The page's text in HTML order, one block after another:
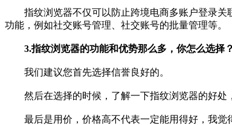
指纹浏览器不仅可以防止跨境电商多账户登录关
功能，例如社交账号管理、社交账号的批量管理等。
3.指纹浏览器的功能和优势那么多，你怎么选择？
我们建议您首先选择信誉良好的。
然后在选择的时候，了解一下指纹浏览器的好处
最后是用价，价格高不代表一定能用得好，我觉